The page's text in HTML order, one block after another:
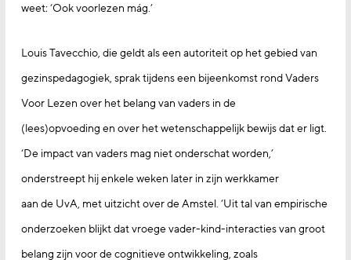
weet: ‘Ook voorlezen mág.’
Louis Tavecchio, die geldt als een autoriteit op het gebied van
gezinspedagogiek, sprak tijdens een bijeenkomst rond Vaders
Voor Lezen over het belang van vaders in de
(lees)opvoeding en over het wetenschappelijk bewijs dat er ligt.
‘De impact van vaders mag niet onderschat worden,’
onderstreept hij enkele weken later in zijn werkkamer
aan de UvA, met uitzicht over de Amstel. ‘Uit tal van empirische
onderzoeken blijkt dat vroege vader-kind-interacties van groot
belang zijn voor de cognitieve ontwikkeling, zoals